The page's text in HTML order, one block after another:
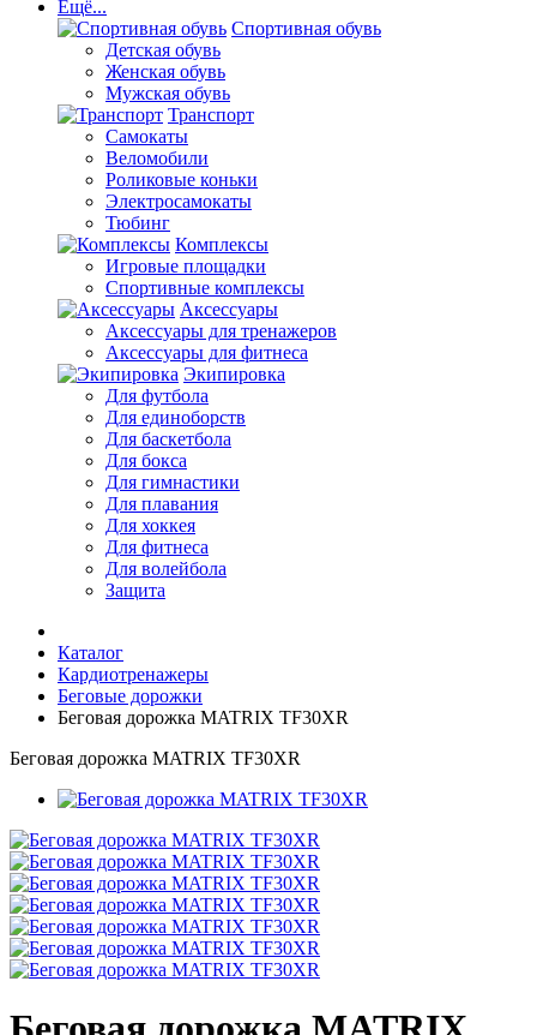
Ещё...
Спортивная обувь
Детская обувь
Женская обувь
Мужская обувь
Транспорт
Самокаты
Веломобили
Роликовые коньки
Электросамокаты
Тюбинг
Комплексы
Игровые площадки
Спортивные комплексы
Аксессуары
Аксессуары для тренажеров
Аксессуары для фитнеса
Экипировка
Для футбола
Для единоборств
Для баскетбола
Для бокса
Для гимнастики
Для плавания
Для хоккея
Для фитнеса
Для волейбола
Защита
Каталог
Кардиотренажеры
Беговые дорожки
Беговая дорожка MATRIX TF30XR
Беговая дорожка MATRIX TF30XR